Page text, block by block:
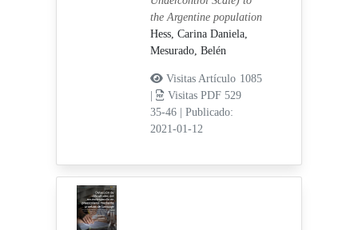
the Argentine population
Hess, Carina Daniela,
Mesurado, Belén
Visitas Artículo 1085
Visitas PDF 529
35-46
Publicado:
2021-01-12